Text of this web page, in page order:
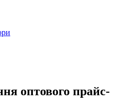
оптового прайс-